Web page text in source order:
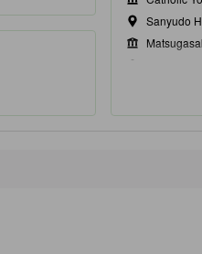
Sanyudo